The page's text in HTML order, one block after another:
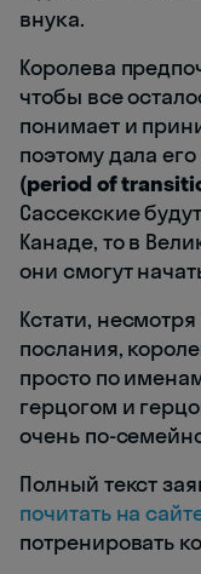
внука.
Королева
чтобы все
понимает и
поэтому дала
(period of
Сассекские
Канаде, то в
они смогут
Кстати,
послания,
просто по
герцогом и
очень по-
Полный текст
почитать на
потренировать